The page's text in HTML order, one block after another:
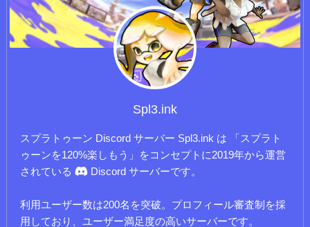
Spl3.ink
スプラトゥーン Discord サーバー Spl3.ink は 「スプラト
ゥーンを120%楽しもう」をコンセプトに2019年から運営
されている
Discord サーバーです。
利用ユーザー数は200名を突破。プロフィール審査制を採
用しており、ユーザー満足度の高いサーバーです。